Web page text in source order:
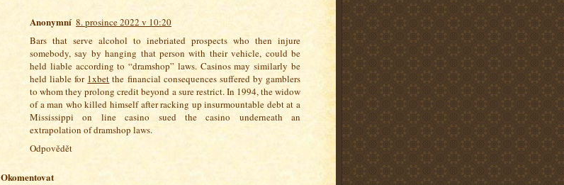
Anonymní 8. prosince 2022 v 10:20
Bars that serve alcohol to inebriated prospects who then injure
somebody, say by hanging that person with their vehicle, could be
held liable according to “dramshop” laws. Casinos may similarly be
held liable for 1xbet the financial consequences suffered by gamblers
to whom they prolong credit beyond a sure restrict. In 1994, the widow
of a man who killed himself after racking up insurmountable debt at a
Mississippi on line casino sued the casino underneath an
extrapolation of dramshop laws.
Odpovědět
Okomentovat